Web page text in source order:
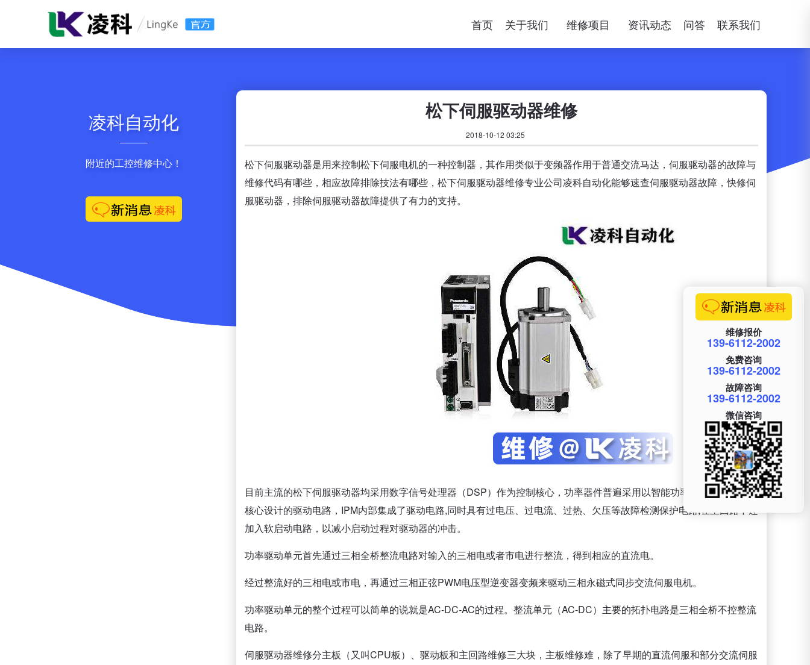
首页 关于我们 维修项目 资讯动态 问答 联系我们
凌科自动化
附近的工控维修中心！
松下伺服驱动器维修
2018-10-12 03:25
松下伺服驱动器是用来控制松下伺服电机的一种控制器，其作用类似于变频器作用于普通交流马达，伺服驱动器的故障与
维修代码有哪些，相应故障排除技法有哪些，松下伺服驱动器维修专业公司凌科自动化能够速查伺服驱动器故障，快修伺
服驱动器，排除伺服驱动器故障提供了有力的支持。
目前主流的松下伺服驱动器均采用数字信号处理器（DSP）作为控制核心，功率器件普遍采用以智能功率模块（IPM）为
核心设计的驱动电路，IPM内部集成了驱动电路,同时具有过电压、过电流、过热、欠压等故障检测保护电路,在主回路中还
加入软启动电路，以减小启动过程对驱动器的冲击。
功率驱动单元首先通过三相全桥整流电路对输入的三相电或者市电进行整流，得到相应的直流电。
经过整流好的三相电或市电，再通过三相正弦PWM电压型逆变器变频来驱动三相永磁式同步交流伺服电机。
功率驱动单元的整个过程可以简单的说就是AC-DC-AC的过程。整流单元（AC-DC）主要的拓扑电路是三相全桥不控整流
电路。
伺服驱动器维修分主板（又叫CPU板）、驱动板和主回路维修三大块，主板维修难，除了早期的直流伺服和部分交流伺服
维修报价
139-6112-2002
免费咨询
139-6112-2002
故障咨询
139-6112-2002
微信咨询